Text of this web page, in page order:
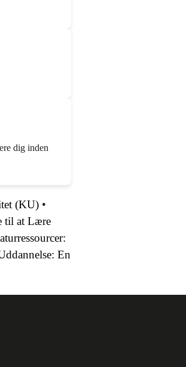
dig inden
(KU) •
til at Lære
En